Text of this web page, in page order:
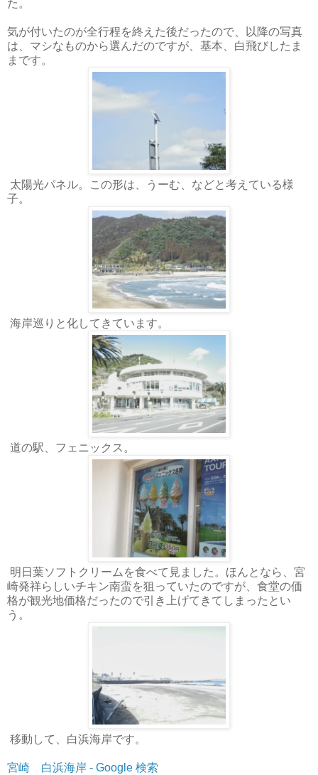
た。
気が付いたのが全行程を終えた後だったので、以降の写真
は、マシなものから選んだのですが、基本、白飛びしたま
まです。
太陽光パネル。この形は、うーむ、などと考えている様
子。
海岸巡りと化してきています。
道の駅、フェニックス。
明日葉ソフトクリームを食べて見ました。ほんとなら、宮
崎発祥らしいチキン南蛮を狙っていたのですが、食堂の価
格が観光地価格だったので引き上げてきてしまったとい
う。
移動して、白浜海岸です。
宮崎 白浜海岸 - Google 検索